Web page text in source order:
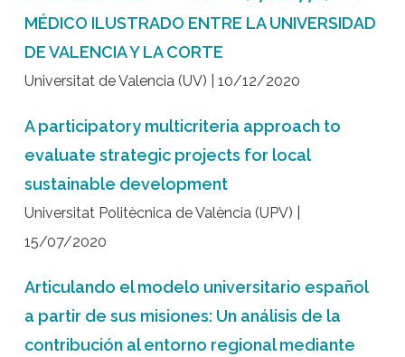
MÉDICO ILUSTRADO ENTRE LA UNIVERSIDAD
DE VALENCIA Y LA CORTE
Universitat de Valencia (UV) | 10/12/2020
A participatory multicriteria approach to
evaluate strategic projects for local
sustainable development
Universitat Politècnica de València (UPV) |
15/07/2020
Articulando el modelo universitario español
a partir de sus misiones: Un análisis de la
contribución al entorno regional mediante